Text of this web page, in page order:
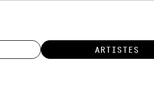
ARTISTES